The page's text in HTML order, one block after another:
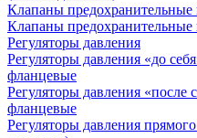
Клапаны
Клапаны предохранительные
Регуляторы давления
Регуляторы давления «до
фланцевые
Регуляторы давления
фланцевые
Регуляторы давления